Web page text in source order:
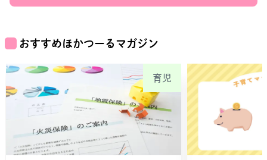
おすすめほかつーるマガジン
育児